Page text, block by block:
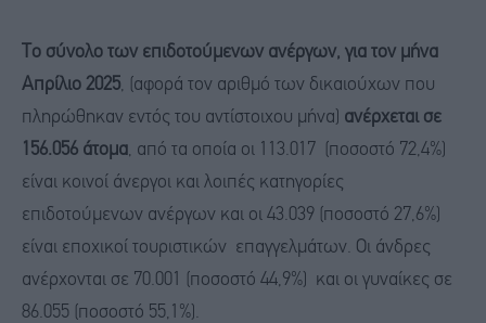
Το σύνολο των επιδοτούμενων ανέργων, για τον μήνα
Απρίλιο 2025, (αφορά τον αριθμό των δικαιούχων που
πληρώθηκαν εντός του αντίστοιχου μήνα) ανέρχεται σε
156.056 άτομα, από τα οποία οι 113.017 (ποσοστό 72,4%)
είναι κοινοί άνεργοι και λοιπές κατηγορίες
επιδοτούμενων ανέργων και οι 43.039 (ποσοστό 27,6%)
είναι εποχικοί τουριστικών επαγγελμάτων. Οι άνδρες
ανέρχονται σε 70.001 (ποσοστό 44,9%) και οι γυναίκες σε
86.055 (ποσοστό 55,1%).